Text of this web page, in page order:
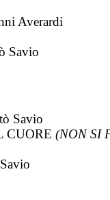
Averardi
Savio
Savio
CUORE (NON SI